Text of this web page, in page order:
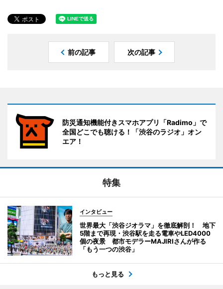
前の記事 次の記事
防災通知機能付きスマホアプリ「Radimo」で
全国どこでも聴ける！「渋谷のラジオ」オン
エア！
特集
インタビュー
世界最大「渋谷ジオラマ」を徹底解剖！ 地下
5階まで再現・渋谷駅を走る電車やLED4000
個の夜景 都市モデラーMAJIRIさんが作る
「もう一つの渋谷」
もっと見る